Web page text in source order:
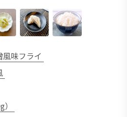
味フライ